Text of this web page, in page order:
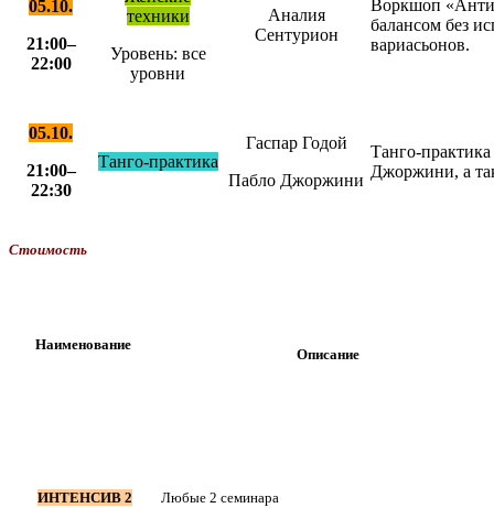
05.10.
21:00–
22:00
техники
Уровень: все
уровни
Аналия
Сентурион
Воркшоп
балансом без
вариасьонов.
05.10.
21:00–
22:30
Танго-практика
Гаспар Годой
Пабло Джоржини
Танго-
Джоржини, а
Стоимость
Наименование
ИНТЕНСИВ 2 Любые 2 семинара